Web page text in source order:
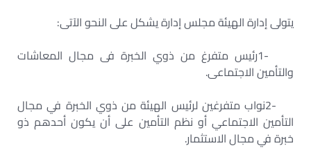
يتولى إدارة الهيئة مجلس إدارة يشكل على النحو الآتى:
1-رئيس متفرغ من ذوي الخبرة فى مجال المعاشات
والتأمين الاجتماعى.
2-نواب متفرغين لرئيس الهيئة من ذوي الخبرة في مجال
التأمين الاجتماعي أو نظم التأمين على أن يكون أحدهم ذو
خبرة في مجال الاستثمار.